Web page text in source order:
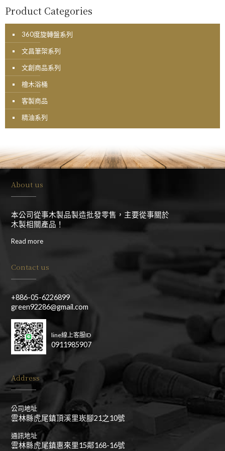
Product Categories
360度旋轉盤系列
文昌筆架系列
文創商品系列
檜木浴桶
客製商品
精油系列
About us
本公司從事木製品製造批發零售，主要從事關於
木製相關產品！
Read more
Contact us
+886-05-6226899
green92286@gmail.com
line線上客服ID
0911985907
Address
公司地址
雲林縣虎尾鎮頂溪里崁腳21之10號
通訊地址
雲林縣虎尾鎮惠來里15鄰168-16號